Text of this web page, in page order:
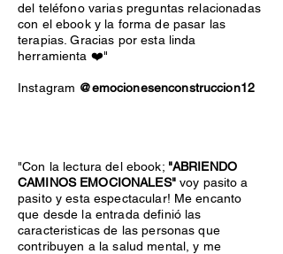
del teléfono varias preguntas relacionadas
con el ebook y la forma de pasar las
terapias. Gracias por esta linda
herramienta ❤️"
Instagram @emocionesenconstruccion12
"Con la lectura del ebook; "ABRIENDO
CAMINOS EMOCIONALES"voy pasito a
pasito y esta espectacular! Me encanto
que desde la entrada definió las
caracteristicas de las personas que
contribuyen a la salud mental, y me